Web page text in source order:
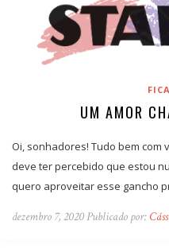
UM AMOR
Oi, sonhadores! Tudo bem com
deve ter percebido que estou
quero aproveitar esse gancho
dezembro 7, 2020 Publicado por: